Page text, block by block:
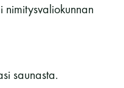
saunasta.